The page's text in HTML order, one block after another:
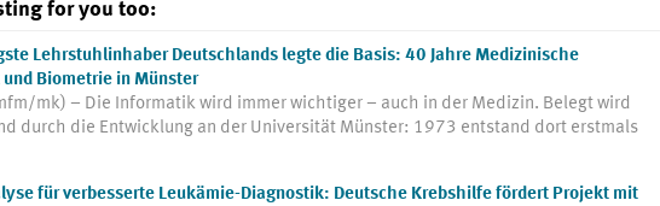
for you too:
Lehrstuhlinhaber Deutschlands legte die Basis: 40 Jahre Medizinische
Biometrie in Münster
mk) – Die Informatik wird immer wichtiger – auch in der Medizin. Belegt wird
durch die Entwicklung an der Universität Münster: 1973 entstand dort erstmals
für verbesserte Leukämie-Diagnostik: Deutsche Krebshilfe fördert Projekt mit